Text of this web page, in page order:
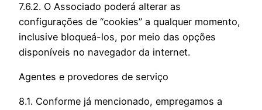
7.6.2. O Associado poderá alterar as
configurações de “cookies” a qualquer momento,
inclusive bloqueá-los, por meio das opções
disponíveis no navegador da internet.
Agentes e provedores de serviço
8.1. Conforme já mencionado, empregamos a